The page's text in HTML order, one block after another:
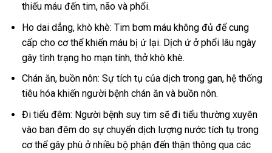
thiếu máu đến tim, não và phổi.
Ho dai dẳng, khò khè: Tim bơm máu không đủ để cung
cấp cho cơ thể khiến máu bị ứ lại. Dịch ứ ở phổi lâu ngày
gây tình trạng ho mạn tính, thở khò khè.
Chán ăn, buồn nôn: Sự tích tụ của dịch trong gan, hệ thống
tiêu hóa khiến người bệnh chán ăn và buồn nôn.
Đi tiểu đêm: Người bệnh suy tim sẽ đi tiểu thường xuyên
vào ban đêm do sự chuyển dịch lượng nước tích tụ trong
cơ thể gây phù ở nhiều bộ phận đến thận thông qua các